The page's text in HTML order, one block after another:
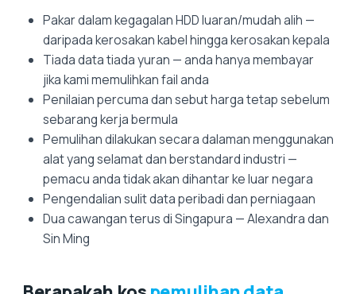
Pakar dalam kegagalan HDD luaran/mudah alih —
daripada kerosakan kabel hingga kerosakan kepala
Tiada data tiada yuran — anda hanya membayar
jika kami memulihkan fail anda
Penilaian percuma dan sebut harga tetap sebelum
sebarang kerja bermula
Pemulihan dilakukan secara dalaman menggunakan
alat yang selamat dan berstandard industri —
pemacu anda tidak akan dihantar ke luar negara
Pengendalian sulit data peribadi dan perniagaan
Dua cawangan terus di Singapura — Alexandra dan
Sin Ming